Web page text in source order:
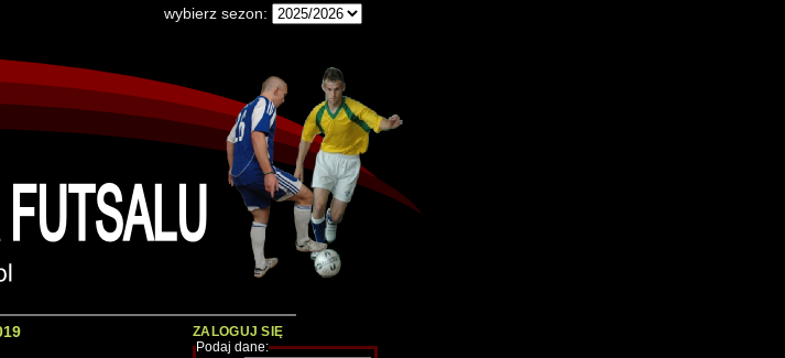
wybierz sezon:
ZALOGUJ SIĘ
Podaj dane: